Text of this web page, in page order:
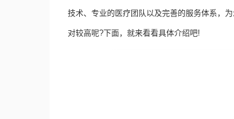
技术、专业的医疗团队以及完善的服务体系，
对较高呢?下面，就来看看具体介绍吧!